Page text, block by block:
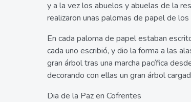
y a la vez los abuelos y abuelas de la
realizaron unas palomas de papel de
En cada paloma de papel estaban
cada uno escribió, y dio la forma a las
gran árbol tras una marcha pacífica
decorando con ellas un gran árbol
Dia de la Paz en Cofrentes